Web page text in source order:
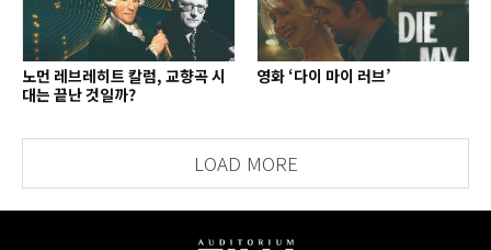
노먼 레브레히트 칼럼, 교향곡 시
대는 끝난 것일까?
영화 ‘다이 마이 러브’
LOAD MORE